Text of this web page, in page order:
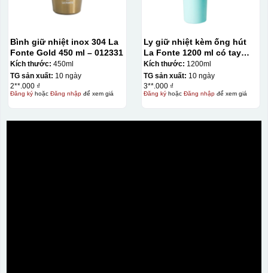
Kiểu hộp:
Hộp xi ấm chén
Bình giữ nhiệt inox 304 La
Fonte Gold 450 ml – 012331
Kích thước: 450ml
TG sản xuất: 10 ngày
2**.000 ₫
Đăng kýhoặc Đăng nhậpđể xem giá
Ly giữ nhiệt kèm ống hút
La Fonte 1200 ml có tay
cầm – 012317
Kích thước: 1200ml
TG sản xuất: 10 ngày
3**.000 ₫
Đăng kýhoặc Đăng nhậpđể xem giá